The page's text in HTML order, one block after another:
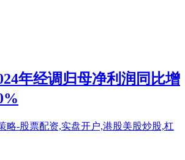
年经调归母净利润同比增